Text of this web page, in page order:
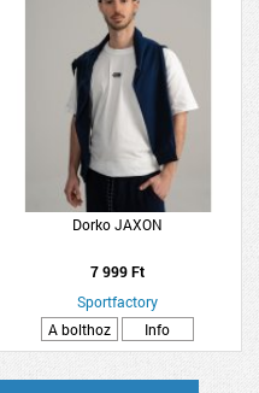
Dorko JAXON
7 999 Ft
Sportfactory
A bolthoz
Info